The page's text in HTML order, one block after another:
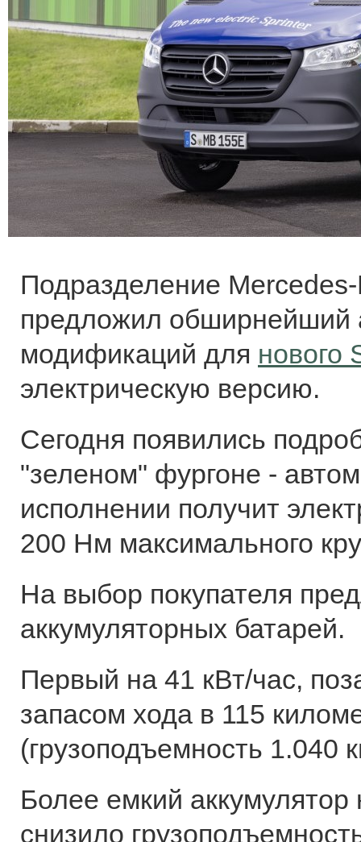
Подразделение
предложил обширнейший
модификаций для нового
электрическую версию.
Сегодня появились
"зеленом" фургоне -
исполнении получит
200 Нм максимального
На выбор покупателя
аккумуляторных батарей.
Первый на 41 кВт/час,
запасом хода в 115
(грузоподъемность 1.040
Более емкий аккумулятор
снизило